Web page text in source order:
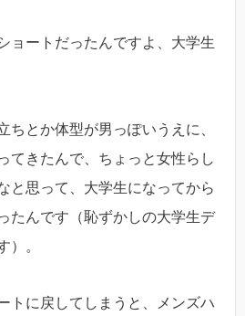
ョートだったんですよ、大学生
ちとか体型が男っぽいうえに、
てきたんで、ちょっと女性らし
と思って、大学生になってから
たんです（恥ずかしの大学生デ
）。
トに戻してしまうと、メンズハ